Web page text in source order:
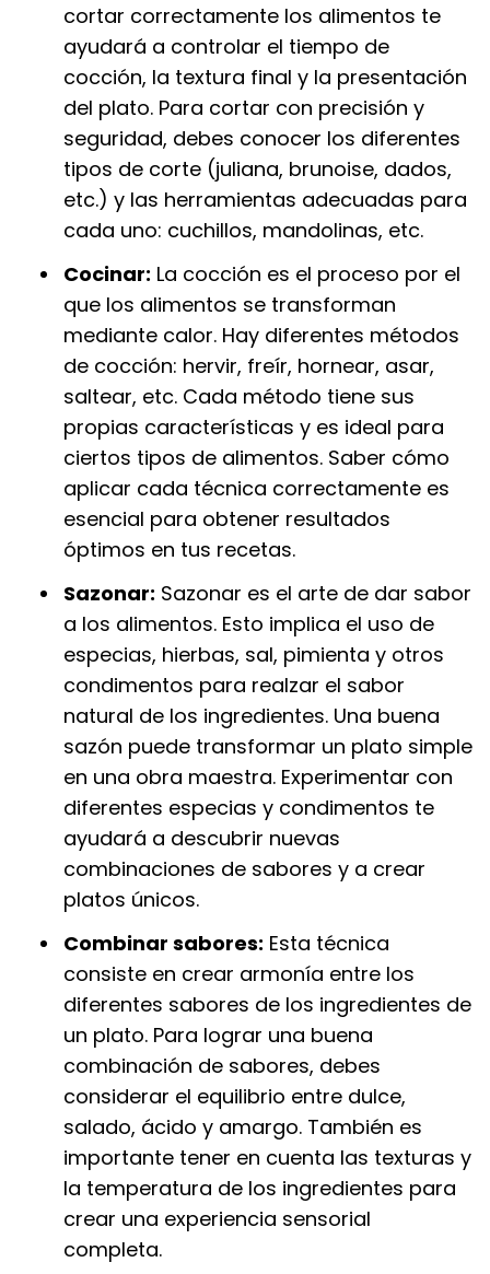
cortar correctamente los alimentos te
ayudará a controlar el tiempo de
cocción, la textura final y la presentación
del plato. Para cortar con precisión y
seguridad, debes conocer los diferentes
tipos de corte (juliana, brunoise, dados,
etc.) y las herramientas adecuadas para
cada uno: cuchillos, mandolinas, etc.
Cocinar: La cocción es el proceso por el
que los alimentos se transforman
mediante calor. Hay diferentes métodos
de cocción: hervir, freír, hornear, asar,
saltear, etc. Cada método tiene sus
propias características y es ideal para
ciertos tipos de alimentos. Saber cómo
aplicar cada técnica correctamente es
esencial para obtener resultados
óptimos en tus recetas.
Sazonar: Sazonar es el arte de dar sabor
a los alimentos. Esto implica el uso de
especias, hierbas, sal, pimienta y otros
condimentos para realzar el sabor
natural de los ingredientes. Una buena
sazón puede transformar un plato simple
en una obra maestra. Experimentar con
diferentes especias y condimentos te
ayudará a descubrir nuevas
combinaciones de sabores y a crear
platos únicos.
Combinar sabores: Esta técnica
consiste en crear armonía entre los
diferentes sabores de los ingredientes de
un plato. Para lograr una buena
combinación de sabores, debes
considerar el equilibrio entre dulce,
salado, ácido y amargo. También es
importante tener en cuenta las texturas y
la temperatura de los ingredientes para
crear una experiencia sensorial
completa.